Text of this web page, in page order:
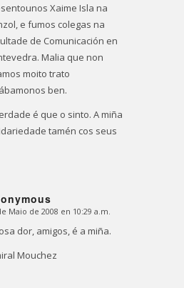
Xaime Isla na
e fumos colegas na
de Comunicación en
Malia que non
moito trato
ben.
é que o sinto. A miña
tamén cos seus
Maio de 2008 en 10:29 a.m.
dor, amigos, é a miña.
Mouchez